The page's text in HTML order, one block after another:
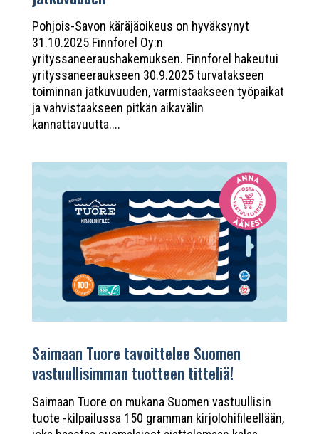
Pohjois-Savon käräjäoikeus on hyväksynyt
31.10.2025 Finnforel Oy:n
yrityssaneeraushakemuksen. Finnforel hakeutui
yrityssaneeraukseen 30.9.2025 turvatakseen
toiminnan jatkuvuuden, varmistaakseen työpaikat
ja vahvistaakseen pitkän aikavälin
kannattavuutta....
Saimaan Tuore tavoittelee Suomen
vastuullisimman tuotteen titteliä!
Saimaan Tuore on mukana Suomen vastuullisin
tuote -kilpailussa 150 gramman kirjolohifileellään,